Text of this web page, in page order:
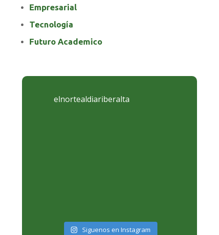
Empresarial
Tecnología
Futuro Academico
elnortealdiariberalta
Siguenos en Instagram